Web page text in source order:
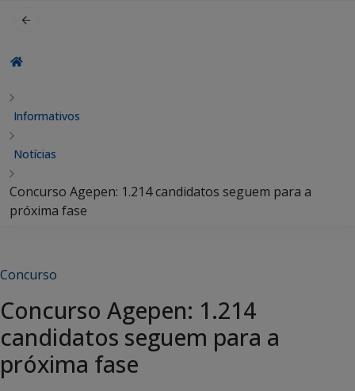
Informativos
Notícias
Concurso Agepen: 1.214 candidatos seguem para a
próxima fase
Concurso
Concurso Agepen: 1.214
candidatos seguem para a
próxima fase